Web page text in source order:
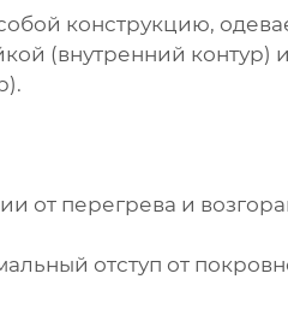
конструкцию,
(внутренний контур)
от перегрева и
отступ от